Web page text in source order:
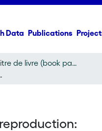
Data Publications
Chapitre de livre (book part)
outil de médiation